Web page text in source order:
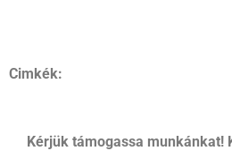
Cimkék:
Kérjük támogassa munkánkat!